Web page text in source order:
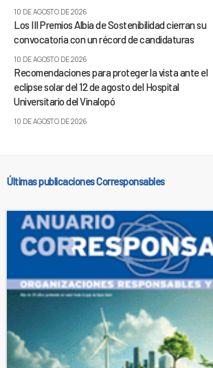
10 DE AGOSTO DE 2026
Los III Premios Albia de Sostenibilidad cierran su
convocatoria con un récord de candidaturas
10 DE AGOSTO DE 2026
Recomendaciones para proteger la vista ante el
eclipse solar del 12 de agosto del Hospital
Universitario del Vinalopó
10 DE AGOSTO DE 2026
Últimas publicaciones Corresponsables